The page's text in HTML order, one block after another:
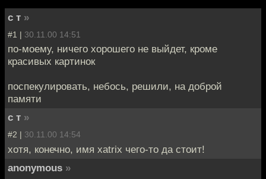
c т »
#1 | 30.11.00 14:51
по-моему, ничего хорошего не выйдет, кроме
красивых картинок
поспекулировать, небось, решили, на доброй
памяти
с т »
#2 | 30.11.00 14:54
хотя, конечно, имя xatrix чего-то да стоит!
anonymous »